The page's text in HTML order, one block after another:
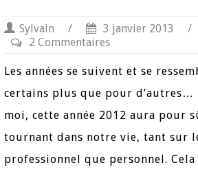
Sylvain / 3 janvier 2013 /
2 Commentaires
Les années se suivent et se
certains plus que pour d’autres…
moi, cette année 2012 aura pour
tournant dans notre vie, tant sur
professionnel que personnel.